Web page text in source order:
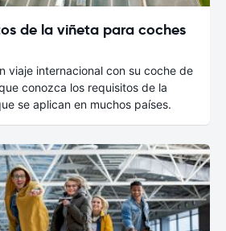
de la viñeta para coches
viaje internacional con su coche de
conozca los requisitos de la
se aplican en muchos países.